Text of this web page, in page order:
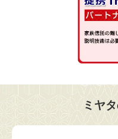
ミヤ